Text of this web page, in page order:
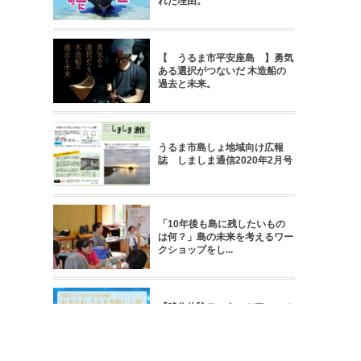
【 うるま市平安座島 】勇気
ある選択がつないだ 木造船の
過去と未来。
うるま市島しょ地域向け広報
誌 しましま通信2020年2月号
「10年後も島に残したいもの
は何？」島の未来を考えるワー
クショップをし...
『移住体験モニターツアー』の